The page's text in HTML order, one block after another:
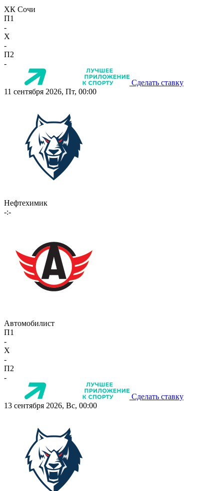
ХК Сочи
П1
-
X
-
П2
-
Сделать ставку
11 сентября 2026, Пт, 00:00
Нефтехимик
-:-
Автомобилист
П1
-
X
-
П2
-
Сделать ставку
13 сентября 2026, Вс, 00:00